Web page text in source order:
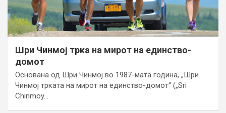
Шри Чинмој трка на мирот на единство-
домот
Основана од Шри Чинмој во 1987-мата година, „Шри
Чинмој трката на мирот на единство-домот“ („Sri
Chinmoy…